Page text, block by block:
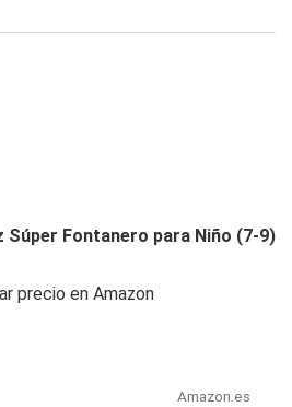
Súper Fontanero para Niño (7-9)
precio en Amazon
Amazon.es